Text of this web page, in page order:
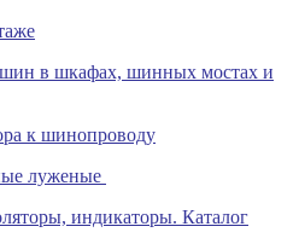
в шкафах, шинных мостах и
к шинопроводу
луженые
индикаторы. Каталог